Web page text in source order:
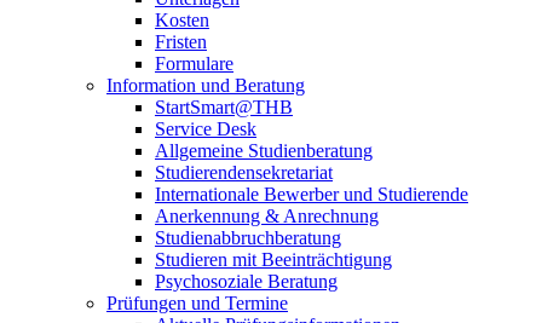
Kosten
Fristen
Formulare
Information und Beratung
StartSmart@THB
Service Desk
Allgemeine Studienberatung
Studierendensekretariat
Internationale Bewerber und Studierende
Anerkennung & Anrechnung
Studienabbruchberatung
Studieren mit Beeinträchtigung
Psychosoziale Beratung
Prüfungen und Termine